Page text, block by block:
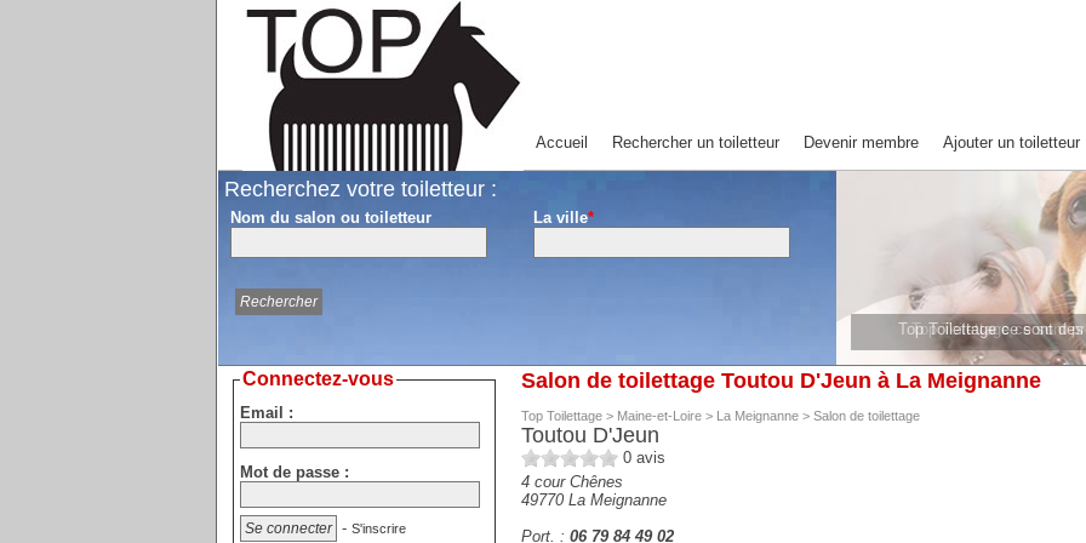
Accueil Rechercher un toiletteur Devenir membre Ajouter un toiletteur
Recherchez votre toiletteur :
Nom du salon ou toiletteur La ville*
Top Toilettage ce sont
Top Toilettage ce sont
Salon de toilettage Toutou D'Jeun à La Meignanne
Top Toilettage> Maine-et-Loire> La Meignanne> Salon de toilettage
Toutou D'Jeun
0avis
4 cour Chênes
49770 La Meignanne
Port. : 06 79 84 49 02
Connectez-vous
Email :
Mot de passe :
- S'inscrire